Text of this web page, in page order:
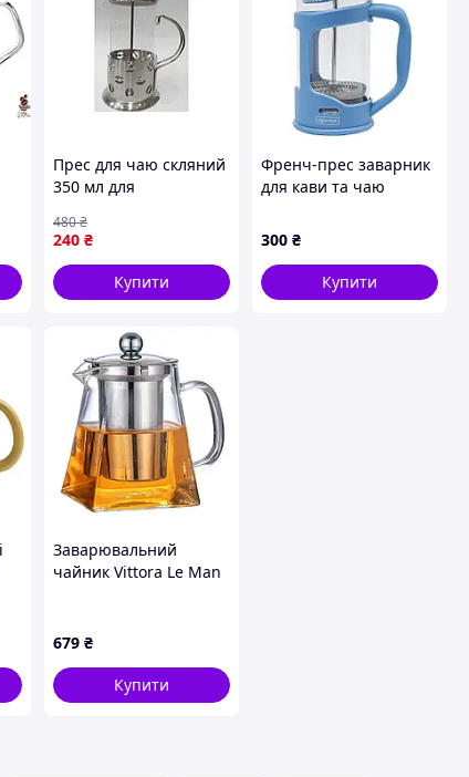
Прес для чаю скляний
350 мл для
трав'яних настоїв
240 ₴
480₴
Купити
Френч-прес заварник
для кави та чаю
боросилікатне скло
синій Новий
300 ₴
Купити
Заварювальний
чайник Vittora Le Man
679 ₴
Купити